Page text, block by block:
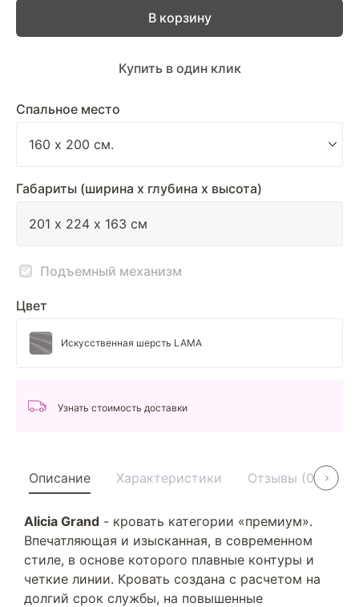
Спальное место
Габариты (ширина х глубина х высота)
Подъемный механизм
Цвет
Искусственная шерсть LAMA
В корзину
Купить в один клик
Узнать стоимость доставки
Описание Характеристики Отзывы (0)
Alicia Grand - кровать категории «премиум».
Впечатляющая и изысканная, в современном
стиле, в основе которого плавные контуры и
четкие линии. Кровать создана с расчетом на
долгий срок службы, на повышенные